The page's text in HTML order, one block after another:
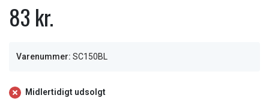
83 kr.
Varenummer: SC150BL
Midlertidigt udsolgt